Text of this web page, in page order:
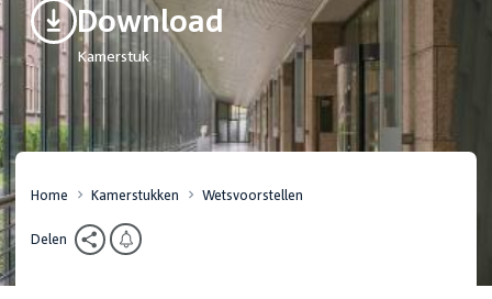
Download
Kamerstuk
Home Kamerstukken Wetsvoorstellen
Delen